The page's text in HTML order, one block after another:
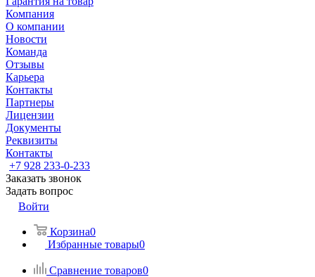
Компания
О компании
Новости
Команда
Отзывы
Карьера
Контакты
Партнеры
Лицензии
Документы
Реквизиты
Контакты
+7 928 233-0-233
Заказать звонок
Задать вопрос
Войти
Корзина0
Избранные товары0
Сравнение товаров0